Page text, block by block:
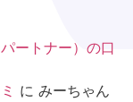
ートナー）の口
に みーちゃん